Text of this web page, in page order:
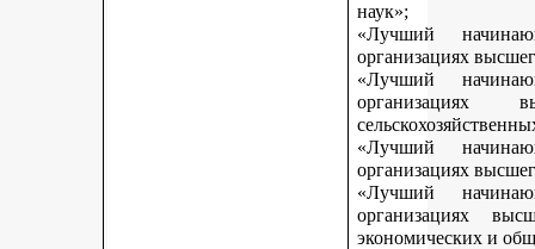
наук»;
«Лучший
организациях
«Лучший
организациях
«Лучший
организациях
«Лучший
организациях
экономических и